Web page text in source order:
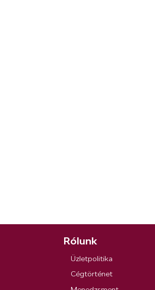
Rólunk
Üzletpolitika
Cégtörténet